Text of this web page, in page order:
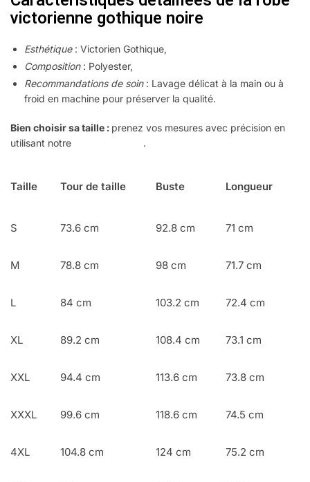
victorienne gothique noire
Esthétique: Victorien Gothique,
Composition: Polyester,
Recommandations de soin: Lavage délicat à la main ou à
froid en machine pour préserver la qualité.
Bien choisir sa taille : prenez vos mesures avec précision en
utilisant notre
.
Taille Tour de taille Buste Longueur
S 73.6 cm 92.8 cm 71 cm
M 78.8 cm 98 cm 71.7 cm
L 84 cm 103.2 cm 72.4 cm
XL 89.2 cm 108.4 cm 73.1 cm
XXL 94.4 cm 113.6 cm 73.8 cm
XXXL 99.6 cm 118.6 cm 74.5 cm
4XL 104.8 cm 124 cm 75.2 cm